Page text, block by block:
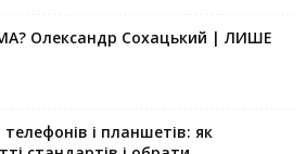
Олександр Сохацький | ЛИШЕ
і планшетів: як